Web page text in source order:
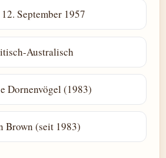
12. September 1957
Australisch
Dornenvögel (1983)
Brown (seit 1983)